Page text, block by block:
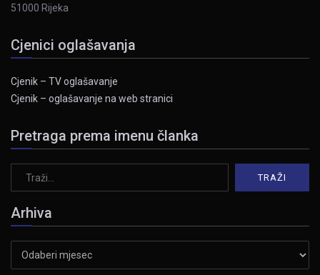
51000 Rijeka
Cjenici oglašavanja
Cjenik – TV oglašavanje
Cjenik – oglašavanje na web stranici
Pretraga prema imenu članka
Arhiva